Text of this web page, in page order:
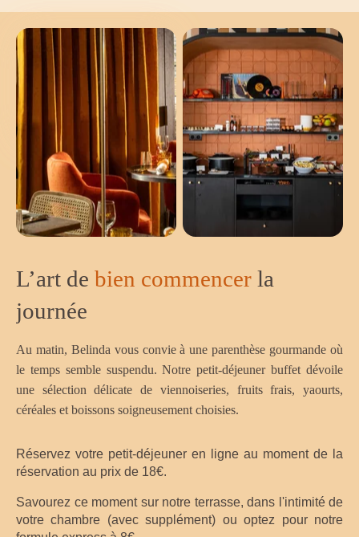
L’art de bien commencer la
journée
Au matin, Belinda vous convie à une parenthèse gourmande où
le temps semble suspendu. Notre petit-déjeuner buffet dévoile
une sélection délicate de viennoiseries, fruits frais, yaourts,
céréales et boissons soigneusement choisies.
Réservez votre petit-déjeuner en ligne au moment de la
réservation au prix de 18€.
Savourez ce moment sur notre terrasse, dans l'intimité de
votre chambre (avec supplément) ou optez pour notre